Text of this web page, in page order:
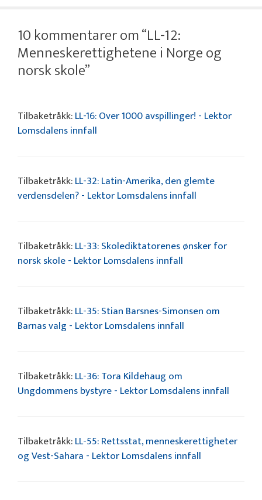
10 kommentarer om “LL-12:
Menneskerettighetene i Norge og
norsk skole”
Tilbaketråkk:LL-16: Over 1000 avspillinger! - Lektor
Lomsdalens innfall
Tilbaketråkk:LL-32: Latin-Amerika, den glemte
verdensdelen? - Lektor Lomsdalens innfall
Tilbaketråkk:LL-33: Skolediktatorenes ønsker for
norsk skole - Lektor Lomsdalens innfall
Tilbaketråkk:LL-35: Stian Barsnes-Simonsen om
Barnas valg - Lektor Lomsdalens innfall
Tilbaketråkk:LL-36: Tora Kildehaug om
Ungdommens bystyre - Lektor Lomsdalens innfall
Tilbaketråkk:LL-55: Rettsstat, menneskerettigheter
og Vest-Sahara - Lektor Lomsdalens innfall